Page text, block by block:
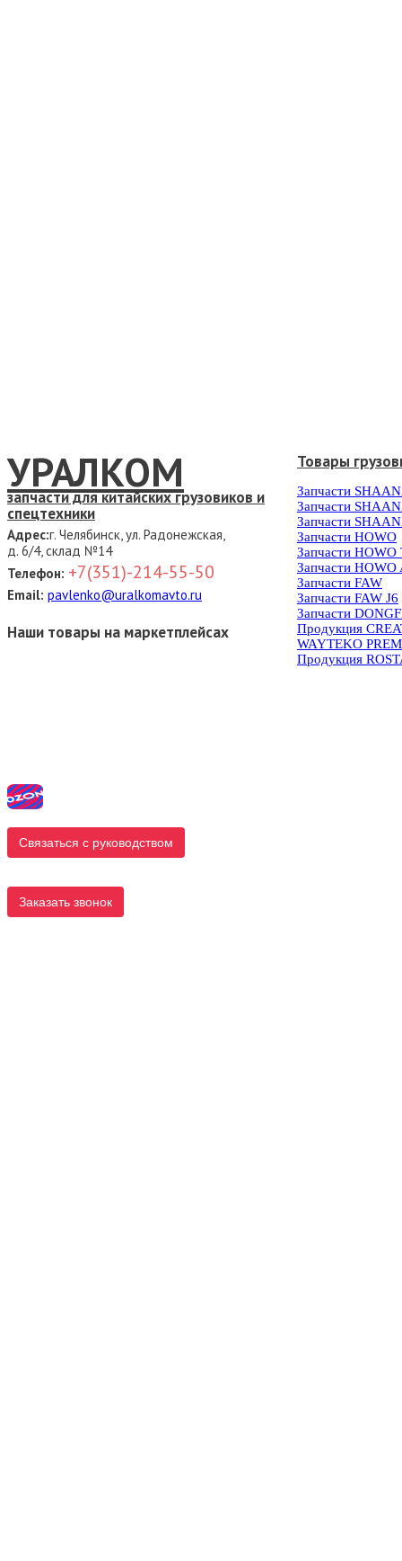
УРАЛКОМ
запчасти для китайских грузовиков и
спецтехники
Адрес:г. Челябинск, ул. Радонежская,
д. 6/4, склад №14
Телефон: +7(351)-214-55-50
Email: pavlenko@uralkomavto.ru
Наши товары на маркетплейсах
Связаться с руководством
Заказать звонок
Товары
Запчасти
Запчасти
Запчасти
Запчасти HOWO
Запчасти HOWO
Запчасти HOWO
Запчасти FAW
Запчасти FAW J6
Запчасти
Продукция
WAYTEKO
Продукция